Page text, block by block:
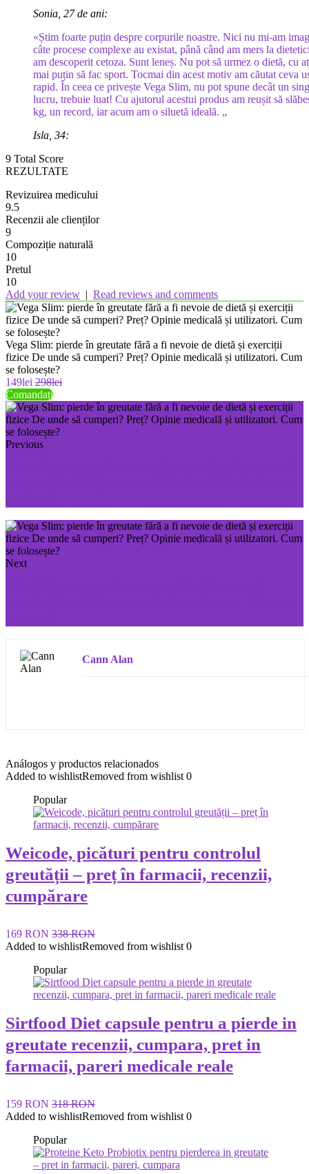
Sonia, 27 de ani:
«Știm foarte puțin despre corpurile noastre. Nici nu mi-am
câte procese complexe au existat, până când am mers la
am descoperit cetoza. Sunt leneș. Nu pot să urmez o dietă, cu
mai puțin să fac sport. Tocmai din acest motiv am căutat ceva
rapid. În ceea ce privește Vega Slim, nu pot spune decât un
lucru, trebuie luat! Cu ajutorul acestui produs am reușit să
kg, un record, iar acum am o siluetă ideală. „
Isla, 34:
9 Total Score
REZULTATE
Revizuirea medicului
9.5
Recenzii ale clienților
9
Compoziție naturală
10
Pretul
10
Add your review | Read reviews and comments
Vega Slim: pierde în greutate fără a fi nevoie de dietă și exerciții
fizice De unde să cumperi? Preț? Opinie medicală și utilizatori. Cum
se folosește?
149lei 298lei
Comandați
Previous
Next
Cann Alan
Análogos y productos relacionados
Added to wishlistRemoved from wishlist 0
Popular
Weicode, picături pentru controlul
greutății – preț în farmacii, recenzii,
cumpărare
169 RON 338 RON
Added to wishlistRemoved from wishlist 0
Popular
Sirtfood Diet capsule pentru a pierde in
greutate recenzii, cumpara, pret in
farmacii, pareri medicale reale
159 RON 318 RON
Added to wishlistRemoved from wishlist 0
Popular